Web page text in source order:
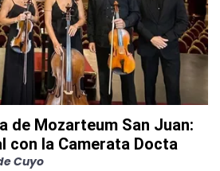
de Mozarteum San Juan:
con la Camerata Docta
Cuyo